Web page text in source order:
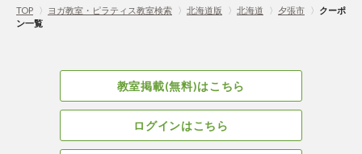
TOP 〉 ヨガ教室・ピラティス教室検索 〉 北海道版 〉 北海道 〉 夕張市 〉 クーポ
ン一覧
教室掲載(無料)はこちら
ログインはこちら